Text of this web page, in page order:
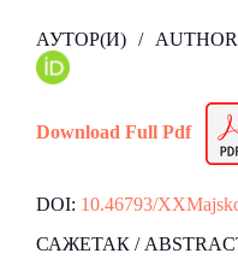
АУТОР(И) /
Download Full Pdf
DOI: 10.46793/
САЖЕТАК /